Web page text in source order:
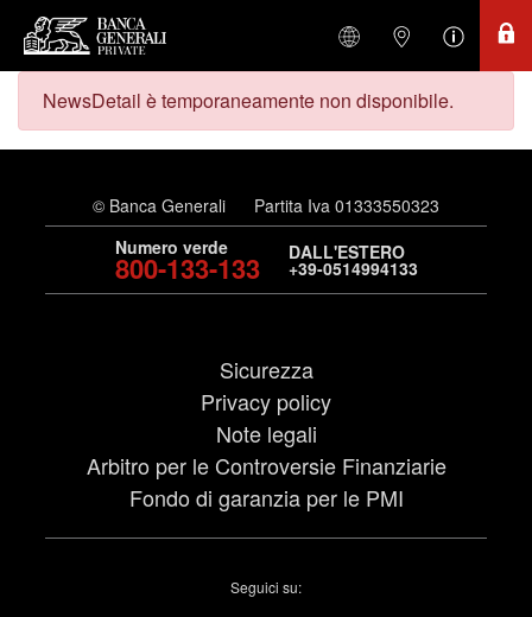
NewsDetail è temporaneamente non disponibile.
© Banca Generali
Partita Iva 01333550323
Numero verde
800-133-133 DALL'ESTERO
+39-0514994133
Sicurezza
Privacy policy
Note legali
Arbitro per le Controversie Finanziarie
Fondo di garanzia per le PMI
Seguici su: